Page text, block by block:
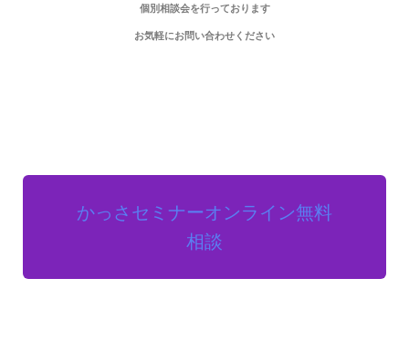
個別相談会を行っております
お気軽にお問い合わせください
かっさセミナーオンライン無料
相談